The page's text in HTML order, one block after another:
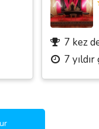
7 kez
7